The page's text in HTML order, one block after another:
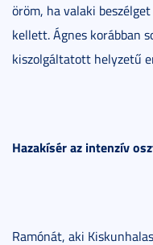
öröm, ha valaki
kellett. Ágnes korábban
kiszolgáltatott helyzetű
Hazakísér az intenzív
Ramónát, aki